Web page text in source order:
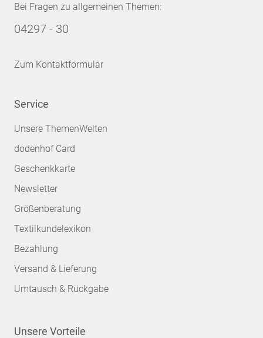
Bei Fragen zu allgemeinen Themen:
04297 - 30
Zum Kontaktformular
Service
Unsere ThemenWelten
dodenhof Card
Geschenkkarte
Newsletter
Größenberatung
Textilkundelexikon
Bezahlung
Versand & Lieferung
Umtausch & Rückgabe
Unsere Vorteile